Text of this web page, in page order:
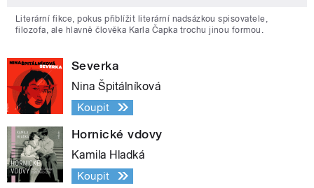
Literární fikce, pokus přiblížit literární nadsázkou spisovatele,
filozofa, ale hlavně člověka Karla Čapka trochu jinou formou.
Severka
Nina Špitálníková
Koupit
Hornické vdovy
Kamila Hladká
Koupit